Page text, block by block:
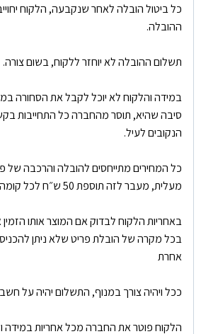
ההובלה.
תשלום ההובלה לא יוחזר ללקוח, בשום צורה.
במידה והלקוח לא יוכל לקבל את הסחורה
סיבה שהיא, תוסר מהחברה כל התחייבות
הנקובים לעיל.
מעלית, מעבר לזה תוספת 50 ש״ח לכל קומה ולכל פריט.
באחריות הלקוח לבדוק אם המוצר אותו הזמין
בכל מקרה של הובלת פריט שלא ניתן
אחרת
ככל ויהיה צורך במנוף, התשלום יהיה על
הלקוח פוטר את החברה מכל אחריות במידה